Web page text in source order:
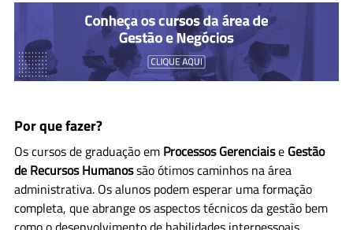
Por que fazer?
Os cursos de graduação em Processos Gerenciaise Gestão
de Recursos Humanossão ótimos caminhos na área
administrativa. Os alunos podem esperar uma formação
completa, que abrange os aspectos técnicos da gestão bem